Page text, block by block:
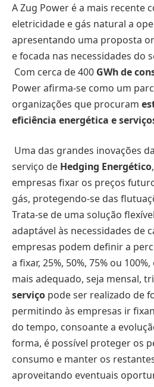
A Zug Power é a mais recente
eletricidade e gás natural a
apresentando uma proposta
e focada nas necessidades do
Com cerca de 400 GWh de
Power afirma-se como um
organizações que procuram
eficiência energética e
Uma das grandes inovações
serviço de Hedging Energético
empresas fixar os preços
gás, protegendo-se das
Trata-se de uma solução
adaptável às necessidades de
empresas podem definir a
a fixar, 25%, 50%, 75% ou
mais adequado, seja mensal,
serviço pode ser realizado de
permitindo às empresas ir
do tempo, consoante a
forma, é possível proteger os
consumo e manter os
aproveitando eventuais